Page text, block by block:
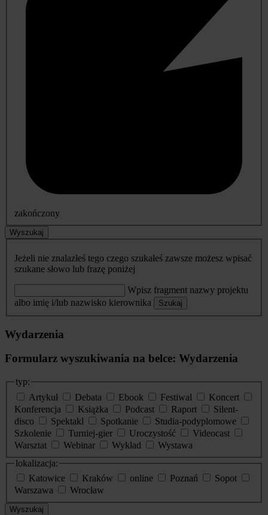
zakończony
Wyszukaj
Jeżeli nie znalazłeś tego czego szukałeś zawsze możesz wpisać
szukane słowo lub frazę poniżej
Wpisz fragment nazwy projektu
albo imię i/lub nazwisko kierownika
Szukaj
Wydarzenia
Formularz wyszukiwania na belce: Wydarzenia
typ:
Artykuł
Debata Ebook Festiwal
Koncert
Konferencja
Książka Podcast Raport
Silent-
disco
Spektakl Spotkanie
Studia-podyplomowe
Szkolenie
Turniej-gier Uroczystość
Videocast
Warsztat
Webinar Wykład
Wystawa
lokalizacja:
Katowice
Kraków online Poznań
Sopot
Warszawa
Wrocław
Wyszukaj